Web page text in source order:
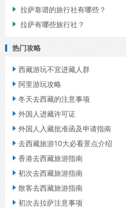
 拉萨靠谱的旅行社有哪些？
 拉萨有哪些旅行社？
热门攻略
 西藏游玩不宜进藏人群
 阿里游玩攻略
 冬天去西藏的注意事项
 外国人进藏许可证
 外国人入藏批准函及申请指南
 去西藏旅游10大必看景点介绍
 香港去西藏旅游指南
 初次去西藏旅游指南
 散客去西藏旅游指南
 初次去拉萨注意事项